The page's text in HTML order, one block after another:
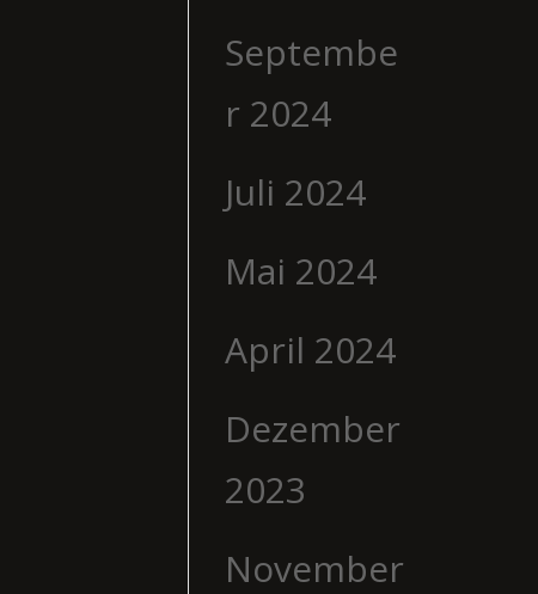
Septembe
r 2024
Juli 2024
Mai 2024
April 2024
Dezember
2023
November